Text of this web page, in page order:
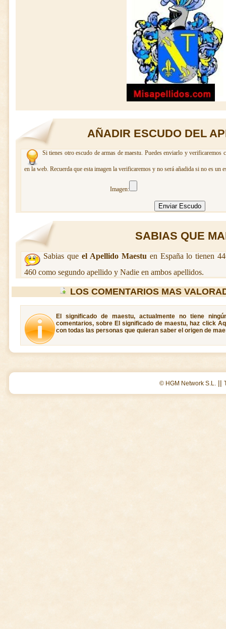
AÑADIR ESCUDO DEL
Si tienes otro escudo de armas de maestu. Puedes enviarlo y
en la web. Recuerda que esta imagen la verificaremos y no será añadida si no es un
Imagen:
SABIAS QUE
Sabias que el Apellido Maestu en España lo tienen
460 como segundo apellido y Nadie en ambos apellidos.
LOS COMENTARIOS MAS
El significado de maestu, actualmente no tiene
comentarios, sobre El significado de maestu, haz click
con todas las personas que quieran saber el origen de
© HGM Network S.L. ||